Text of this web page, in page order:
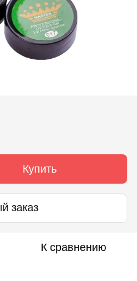
Купить
заказ
К сравнению